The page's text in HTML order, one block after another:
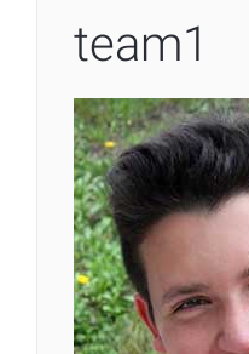
team1